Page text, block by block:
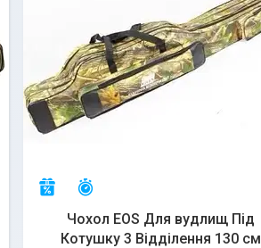
–7%
Чохол EOS Для вудлищ Під
Котушку 3 Відділення 130 см